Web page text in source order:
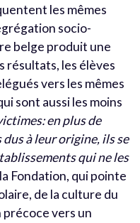
les mêmes
socio-
belge produit une
résultats, les élèves
vers les mêmes
sont aussi les moins
en plus de
à leur origine, ils se
qui ne les
Fondation, qui pointe
de la culture du
vers un